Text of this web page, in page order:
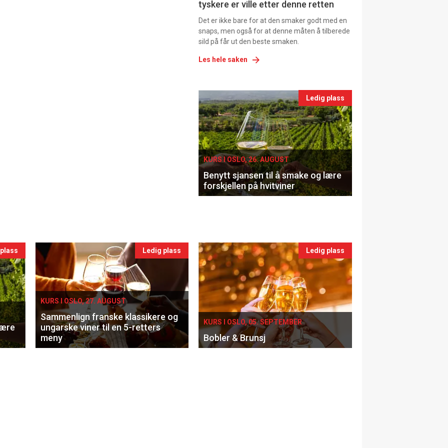
vin
tyskere er ville etter denne retten
Det er ikke bare for at den smaker godt med en
snaps, men også for at denne måten å tilberede
sild på får ut den beste smaken.
Les hele saken
Events
single
Ledig plass
KURS I OSLO, 26. AUGUST
Benytt sjansen til å smake og lære
forskjellen på hvitviner
Ledig plass
KURS I OSLO, 27. AUGUST
Sammenlign franske klassikere og
ungarske viner til en 5-retters
meny
Ledig plass
KURS I OSLO, 05. SEPTEMBER
Bobler & Brunsj